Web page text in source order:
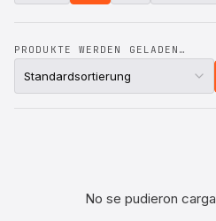
PRODUKTE WERDEN GELADEN…
No se pudieron